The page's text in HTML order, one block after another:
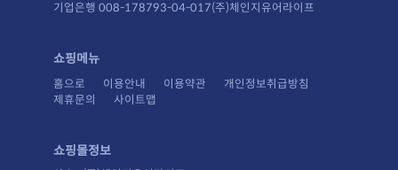
기업은행 008-178793-04-017(주)체인지유어라이프
쇼핑메뉴
홈으로 이용안내 이용약관
개인정보취급방침
제휴문의
사이트맵
쇼핑몰정보